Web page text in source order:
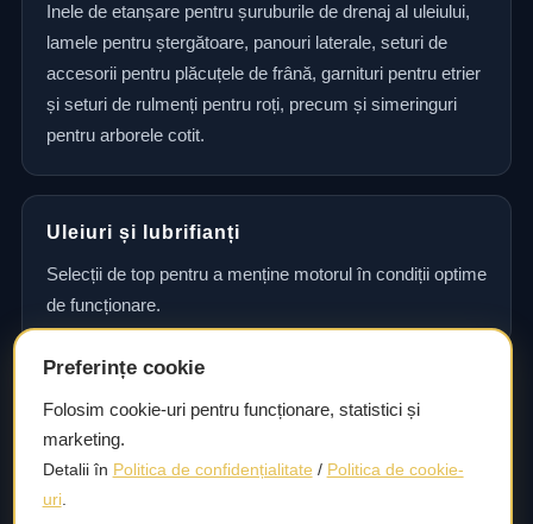
Inele de etanșare pentru șuruburile de drenaj al uleiului,
lamele pentru ștergătoare, panouri laterale, seturi de
accesorii pentru plăcuțele de frână, garnituri pentru etrier
și seturi de rulmenți pentru roți, precum și simeringuri
pentru arborele cotit.
Uleiuri și lubrifianți
Selecții de top pentru a menține motorul în condiții optime
de funcționare.
Consultanță și asistență tehnică
Consultanță și asistență tehnică pentru alegerea pieselor
potrivite și efectuarea reparațiilor sau întreținerii corecte.
Preferințe cookie
Folosim cookie-uri pentru funcționare, statistici și
marketing.
Detalii în Politica de confidențialitate / Politica de cookie-
uri.